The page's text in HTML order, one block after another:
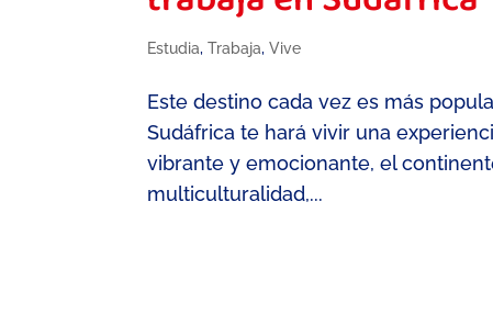
Estudia,Trabaja,Vive
Este destino cada vez es más
Sudáfrica te hará vivir una
vibrante y emocionante, el
multiculturalidad,...